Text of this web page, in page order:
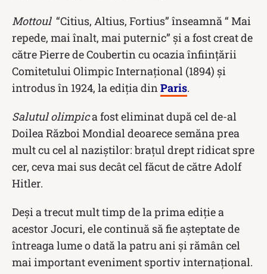
Mottoul “Citius, Altius, Fortius” înseamnă “ Mai
repede, mai înalt, mai puternic” și a fost creat de
către Pierre de Coubertin cu ocazia înființării
Comitetului Olimpic Internaţional (1894) și
introdus în 1924, la ediția din Paris.
Salutul olimpica fost eliminat după cel de-al
Doilea Război Mondial deoarece semăna prea
mult cu cel al naziștilor: brațul drept ridicat spre
cer, ceva mai sus decât cel făcut de către Adolf
Hitler.
Deși a trecut mult timp de la prima ediție a
acestor Jocuri, ele continuă să fie așteptate de
întreaga lume o dată la patru ani și rămân cel
mai important eveniment sportiv internațional.